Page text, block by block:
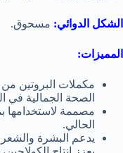
الشكل الدوائي: مسحوق.
المميزات:
مكملات البروتين
الصحة الجمالية في
مصممة لاستخدامها
الحالي.
يدعم البشرة